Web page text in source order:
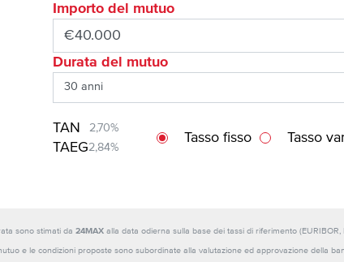
Importo del mutuo
Durata del mutuo
TAN 2,70%
TAEG2,84%
Tasso fisso Tasso
sono stimati da 24MAXalla data odierna sulla base dei tassi di riferimento
e le condizioni proposte sono subordinate alla valutazione ed approvazione della